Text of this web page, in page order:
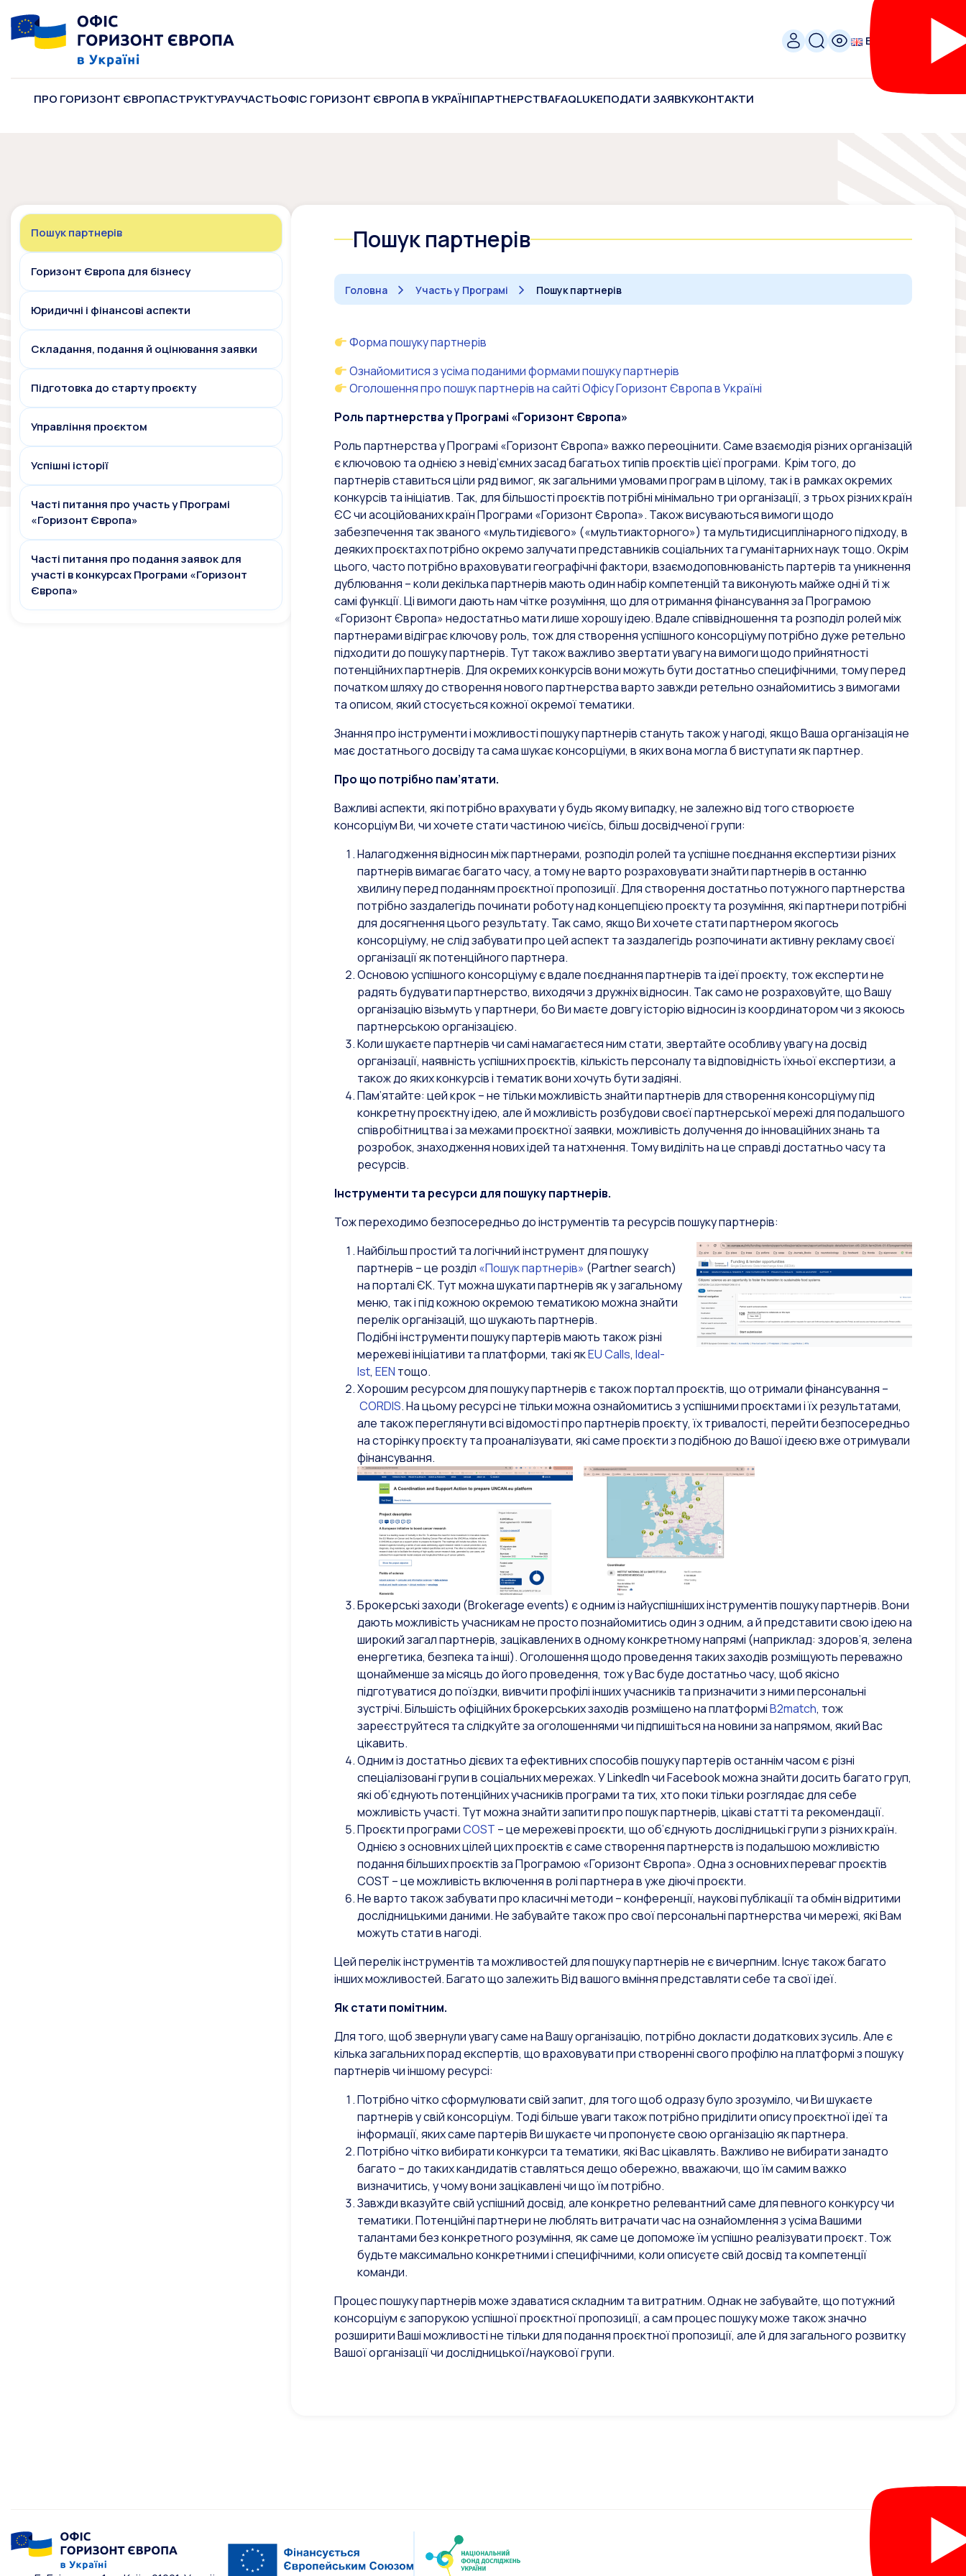
ENG
ПРО ГОРИЗОНТ ЄВРОПАСТРУКТУРАУЧАСТЬОФІС ГОРИЗОНТ ЄВРОПА В УКРАЇНІПАРТНЕРСТВАFAQLUKEПОДАТИ ЗАЯВКУКОНТАКТИ
Пошук партнерів
Горизонт Європа для бізнесу
Юридичні і фінансові аспекти
Складання, подання й оцінювання заявки
Підготовка до старту проєкту
Управління проєктом
Успішні історії
Часті питання про участь у Програмі
«Горизонт Європа»
Часті питання про подання заявок для
участі в конкурсах Програми «Горизонт
Європа»
Пошук партнерів
Головна Участь у Програмі Пошук партнерів
Форма пошуку партнерів
Ознайомитися з усіма поданими формами пошуку партнерів
Оголошення про пошук партнерів на сайті Офісу Горизонт Європа в Україні
Роль партнерства у Програмі «Горизонт Європа»
Роль партнерства у Програмі «Горизонт Європа» важко переоцінити. Саме взаємодія різних організацій
є ключовою та однією з невід’ємних засад багатьох типів проєктів цієї програми. Крім того, до
партнерів ставиться ціли ряд вимог, як загальними умовами програм в цілому, так і в рамках окремих
конкурсів та ініціатив. Так, для більшості проєктів потрібні мінімально три організації, з трьох різних країн
ЄС чи асоційованих країн Програми «Горизонт Європа». Також висуваються вимоги щодо
забезпечення так званого «мультидієвого» («мультиакторного») та мультидисциплінарного підходу, в
деяких проєктах потрібно окремо залучати представників соціальних та гуманітарних наук тощо. Окрім
цього, часто потрібно враховувати географічні фактори, взаємодоповнюваність партерів та уникнення
дублювання – коли декілька партнерів мають один набір компетенцій та виконують майже одні й ті ж
самі функції. Ці вимоги дають нам чітке розуміння, що для отримання фінансування за Програмою
«Горизонт Європа» недостатньо мати лише хорошу ідею. Вдале співвідношення та розподіл ролей між
партнерами відіграє ключову роль, тож для створення успішного консорціуму потрібно дуже ретельно
підходити до пошуку партнерів. Тут також важливо звертати увагу на вимоги щодо прийнятності
потенційних партнерів. Для окремих конкурсів вони можуть бути достатньо специфічними, тому перед
початком шляху до створення нового партнерства варто завжди ретельно ознайомитись з вимогами
та описом, який стосується кожної окремої тематики.
Знання про інструменти і можливості пошуку партнерів стануть також у нагоді, якщо Ваша організація не
має достатнього досвіду та сама шукає консорціуми, в яких вона могла б виступати як партнер.
Про що потрібно пам’ятати.
Важливі аспекти, які потрібно врахувати у будь якому випадку, не залежно від того створюєте
консорціум Ви, чи хочете стати частиною чиєїсь, більш досвідченої групи:
Налагодження відносин між партнерами, розподіл ролей та успішне поєднання експертизи різних
партнерів вимагає багато часу, а тому не варто розраховувати знайти партнерів в останню
хвилину перед поданням проєктної пропозиції. Для створення достатньо потужного партнерства
потрібно заздалегідь починати роботу над концепцією проєкту та розуміння, які партнери потрібні
для досягнення цього результату. Так само, якщо Ви хочете стати партнером якогось
консорціуму, не слід забувати про цей аспект та заздалегідь розпочинати активну рекламу своєї
організації як потенційного партнера.
Основою успішного консорціуму є вдале поєднання партнерів та ідеї проєкту, тож експерти не
радять будувати партнерство, виходячи з дружніх відносин. Так само не розраховуйте, що Вашу
організацію візьмуть у партнери, бо Ви маєте довгу історію відносин із координатором чи з якоюсь
партнерською організацією.
Коли шукаєте партнерів чи самі намагаєтеся ним стати, звертайте особливу увагу на досвід
організації, наявність успішних проєктів, кількість персоналу та відповідність їхньої експертизи, а
також до яких конкурсів і тематик вони хочуть бути задіяні.
Пам’ятайте: цей крок – не тільки можливість знайти партнерів для створення консорціуму під
конкретну проєктну ідею, але й можливість розбудови своєї партнерської мережі для подальшого
співробітництва і за межами проєктної заявки, можливість долучення до інноваційних знань та
розробок, знаходження нових ідей та натхнення. Тому виділіть на це справді достатньо часу та
ресурсів.
Інструменти та ресурси для пошуку партнерів.
Тож переходимо безпосередньо до інструментів та ресурсів пошуку партнерів:
Найбільш простий та логічний інструмент для пошуку
партнерів – це розділ «Пошук партнерів» (Partner search)
на порталі ЄК. Тут можна шукати партнерів як у загальному
меню, так і під кожною окремою тематикою можна знайти
перелік організацій, що шукають партнерів.
Подібні інструменти пошуку партерів мають також різні
мережеві ініціативи та платформи, такі якEU Calls, Ideal-
Ist, EEN тощо.
Хорошим ресурсом для пошуку партнерів є також портал проєктів, що отримали фінансування –
CORDIS. На цьому ресурсі не тільки можна ознайомитись з успішними проєктами і їх результатами,
але також переглянути всі відомості про партнерів проєкту, їх тривалості, перейти безпосередньо
на сторінку проєкту та проаналізувати, які саме проєкти з подібною до Вашої ідеєю вже отримували
фінансування.
Брокерські заходи (Brokerage events) є одним із найуспішніших інструментів пошуку партнерів. Вони
дають можливість учасникам не просто познайомитись один з одним, а й представити свою ідею на
широкий загал партнерів, зацікавлених в одному конкретному напрямі (наприклад: здоров’я, зелена
енергетика, безпека та інші). Оголошення щодо проведення таких заходів розміщують переважно
щонайменше за місяць до його проведення, тож у Вас буде достатньо часу, щоб якісно
підготуватися до поїздки, вивчити профілі інших учасників та призначити з ними персональні
зустрічі. Більшість офіційних брокерських заходів розміщено на платформіB2match, тож
зареєструйтеся та слідкуйте за оголошеннями чи підпишіться на новини за напрямом, який Вас
цікавить.
Одним із достатньо дієвих та ефективних способів пошуку партерів останнім часом є різні
спеціалізовані групи в соціальних мережах. У LinkedIn чи Facebook можна знайти досить багато груп,
які об’єднують потенційних учасників програми та тих, хто поки тільки розглядає для себе
можливість участі. Тут можна знайти запити про пошук партнерів, цікаві статті та рекомендації.
Проєкти програмиCOST – це мережеві проєкти, що об’єднують дослідницькі групи з різних країн.
Однією з основних цілей цих проєктів є саме створення партнерств із подальшою можливістю
подання більших проєктів за Програмою «Горизонт Європа». Одна з основних переваг проєктів
COST – це можливість включення в ролі партнера в уже діючі проєкти.
Не варто також забувати про класичні методи – конференції, наукові публікації та обмін відритими
дослідницькими даними. Не забувайте також про свої персональні партнерства чи мережі, які Вам
можуть стати в нагоді.
Цей перелік інструментів та можливостей для пошуку партнерів не є вичерпним. Існує також багато
інших можливостей. Багато що залежить Від вашого вміння представляти себе та свої ідеї.
Як стати помітним.
Для того, щоб звернули увагу саме на Вашу організацію, потрібно докласти додаткових зусиль. Але є
кілька загальних порад експертів, що враховувати при створенні свого профілю на платформі з пошуку
партнерів чи іншому ресурсі:
Потрібно чітко сформулювати свій запит, для того щоб одразу було зрозуміло, чи Ви шукаєте
партнерів у свій консорціум. Тоді більше уваги також потрібно приділити опису проєктної ідеї та
інформації, яких саме партерів Ви шукаєте чи пропонуєте свою організацію як партнера.
Потрібно чітко вибирати конкурси та тематики, які Вас цікавлять. Важливо не вибирати занадто
багато – до таких кандидатів ставляться дещо обережно, вважаючи, що їм самим важко
визначитись, у чому вони зацікавлені чи що їм потрібно.
Завжди вказуйте свій успішний досвід, але конкретно релевантний саме для певного конкурсу чи
тематики. Потенційні партнери не люблять витрачати час на ознайомлення з усіма Вашими
талантами без конкретного розуміння, як саме це допоможе їм успішно реалізувати проєкт. Тож
будьте максимально конкретними і специфічними, коли описуєте свій досвід та компетенції
команди.
Процес пошуку партнерів може здаватися складним та витратним. Однак не забувайте, що потужний
консорціум є запорукою успішної проєктної пропозиції, а сам процес пошуку може також значно
розширити Ваші можливості не тільки для подання проєктної пропозиції, але й для загального розвитку
Вашої організації чи дослідницької/наукової групи.